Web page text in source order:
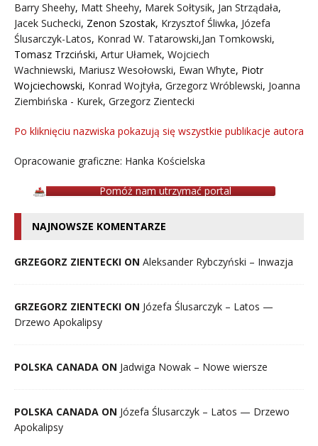
Barry Sheehy, Matt Sheehy, Marek Sołtysik, Jan Strządała,
Jacek Suchecki, Zenon Szostak, Krzysztof Śliwka, Józefa
Ślusarczyk-Latos, Konrad W. Tatarowski,Jan Tomkowski,
Tomasz Trzciński, Artur Ułamek, Wojciech
Wachniewski, Mariusz Wesołowski, Ewan Whyte, Piotr
Wojciechowski, Konrad Wojtyła, Grzegorz Wróblewski, Joanna
Ziembińska - Kurek, Grzegorz Zientecki
Po kliknięciu nazwiska pokazują się wszystkie publikacje autora
Opracowanie graficzne: Hanka Kościelska
Pomóż nam utrzymać portal
NAJNOWSZE KOMENTARZE
GRZEGORZ ZIENTECKI ON Aleksander Rybczyński – Inwazja
GRZEGORZ ZIENTECKI ON Józefa Ślusarczyk – Latos —
Drzewo Apokalipsy
POLSKA CANADA ON Jadwiga Nowak – Nowe wiersze
POLSKA CANADA ON Józefa Ślusarczyk – Latos — Drzewo
Apokalipsy